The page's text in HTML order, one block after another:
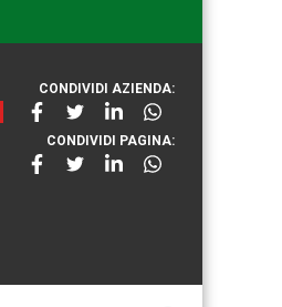
CONDIVIDI AZIENDA:
CONDIVIDI PAGINA: